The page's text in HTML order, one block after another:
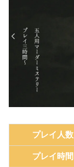
プレイ人数
プレイ時間